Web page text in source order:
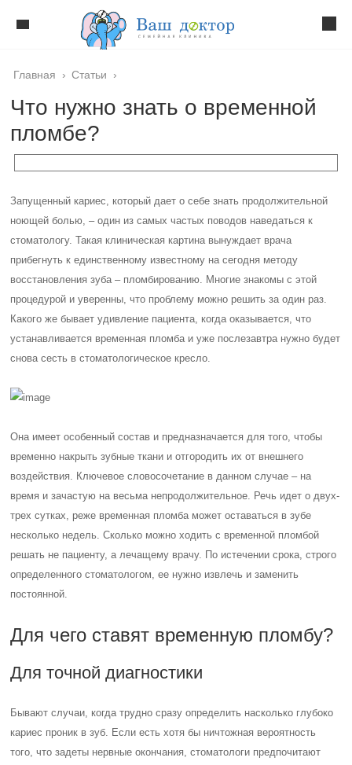
Главная › Статьи ›
Что нужно знать о временной
пломбе?
Запущенный кариес, который дает о себе знать продолжительной
ноющей болью, – один из самых частых поводов наведаться к
стоматологу. Такая клиническая картина вынуждает врача
прибегнуть к единственному известному на сегодня методу
восстановления зуба – пломбированию. Многие знакомы с этой
процедурой и уверенны, что проблему можно решить за один раз.
Какого же бывает удивление пациента, когда оказывается, что
устанавливается временная пломба и уже послезавтра нужно будет
снова сесть в стоматологическое кресло.
Она имеет особенный состав и предназначается для того, чтобы
временно накрыть зубные ткани и отгородить их от внешнего
воздействия. Ключевое словосочетание в данном случае – на
время и зачастую на весьма непродолжительное. Речь идет о двух-
трех сутках, реже временная пломба может оставаться в зубе
несколько недель. Сколько можно ходить с временной пломбой
решать не пациенту, а лечащему врачу. По истечении срока, строго
определенного стоматологом, ее нужно извлечь и заменить
постоянной.
Для чего ставят временную пломбу?
Для точной диагностики
Бывают случаи, когда трудно сразу определить насколько глубоко
кариес проник в зуб. Если есть хотя бы ничтожная вероятность
того, что задеты нервные окончания, стоматологи предпочитают